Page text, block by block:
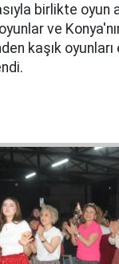
birlikte oyun
ve
kaşık oyunları